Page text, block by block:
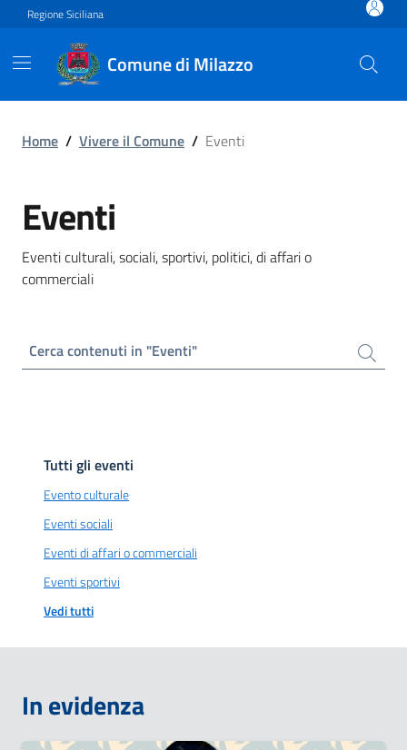
Vai ai contenuti
Vai al footer
Regione Siciliana
Comune di Milazzo
Eventi
Home / Vivere il Comune / Eventi
Eventi
Eventi culturali, sociali, sportivi, politici, di affari o
commerciali
Cerca contenuti in "Eventi"
Tutti gli eventi
Evento culturale
Eventi sociali
Eventi di affari o commerciali
Eventi sportivi
Vedi tutti
In evidenza